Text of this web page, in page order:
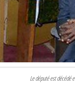
Le député est décédé